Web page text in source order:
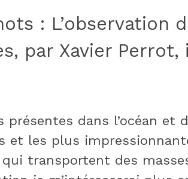
:
par Xavier
dans l’océan et
et les plus
transportent des